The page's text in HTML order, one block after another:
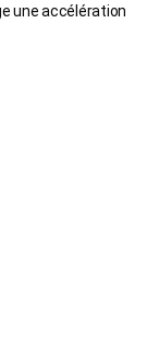
une accélération